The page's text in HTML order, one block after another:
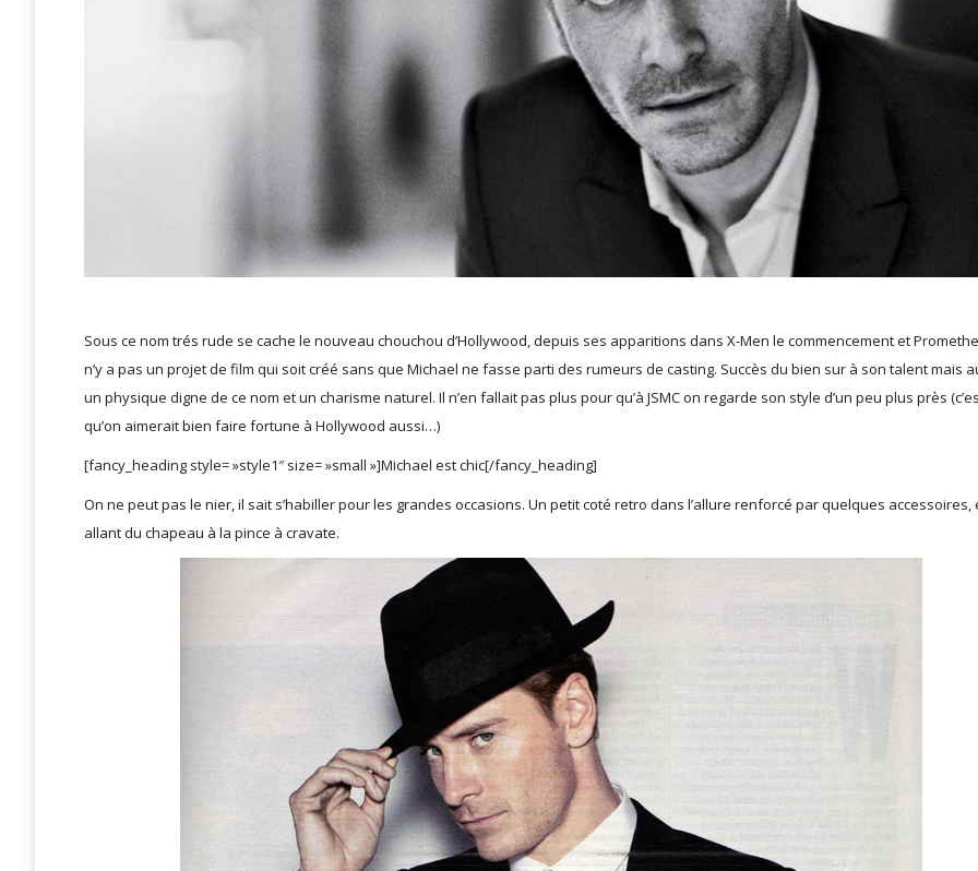
Sous ce nom trés rude se cache le nouveau chouchou d’Hollywood, depuis ses apparitions dans X-Men le commencement et
n’y a pas un projet de film qui soit créé sans que Michael ne fasse parti des rumeurs de casting. Succès du bien sur à son talent mais
un physique digne de ce nom et un charisme naturel. Il n’en fallait pas plus pour qu’à JSMC on regarde son style d’un peu plus près
qu’on aimerait bien faire fortune à Hollywood aussi…)
[fancy_heading style= »style1″ size= »small »]Michael est chic[/fancy_heading]
On ne peut pas le nier, il sait s’habiller pour les grandes occasions. Un petit coté retro dans l’allure renforcé par quelques accessoires,
allant du chapeau à la pince à cravate.